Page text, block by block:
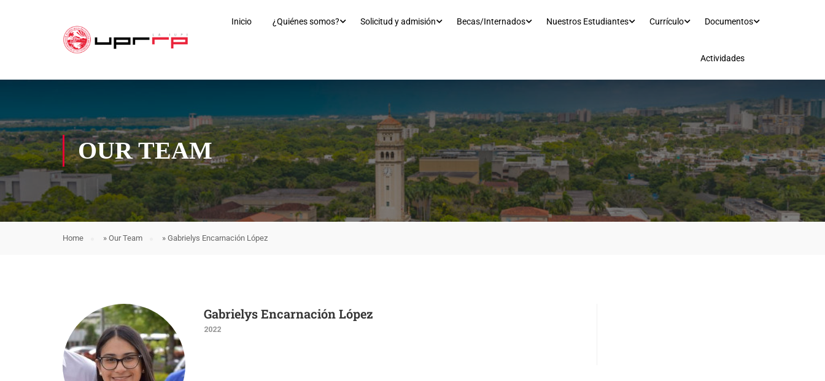
Inicio ¿Quiénes somos? Solicitud y admisión Becas/Internados Nuestros Estudiantes Currículo Documentos
Actividades
OUR TEAM
Home » Our Team » Gabrielys Encarnación López
Gabrielys Encarnación López
2022